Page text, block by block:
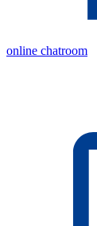
online chatroom